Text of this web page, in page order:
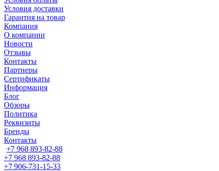
Условия доставки
Гарантия на товар
Компания
О компании
Новости
Отзывы
Контакты
Партнеры
Сертификаты
Информация
Блог
Обзоры
Политика
Реквизиты
Бренды
Контакты
+7 968 893-82-88
+7 968 893-82-88
+7 906-731-15-33